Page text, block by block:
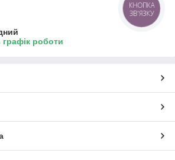
роботи
КНОПКА
ЗВ'ЯЗКУ